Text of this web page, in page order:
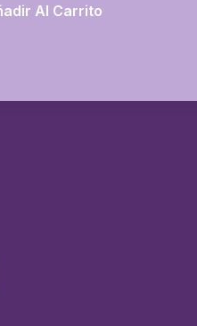
Al Carrito